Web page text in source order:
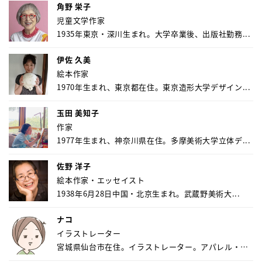
角野 栄子
児童文学作家
1935年東京・深川生まれ。大学卒業後、出版社勤務...
伊佐 久美
絵本作家
1970年生まれ、東京都在住。東京造形大学デザイン...
玉田 美知子
作家
1977年生まれ、神奈川県在住。多摩美術大学立体デ...
佐野 洋子
絵本作家・エッセイスト
1938年6月28日中国・北京生まれ。武蔵野美術大...
ナコ
イラストレーター
宮城県仙台市在住。イラストレーター。アパレル・キ